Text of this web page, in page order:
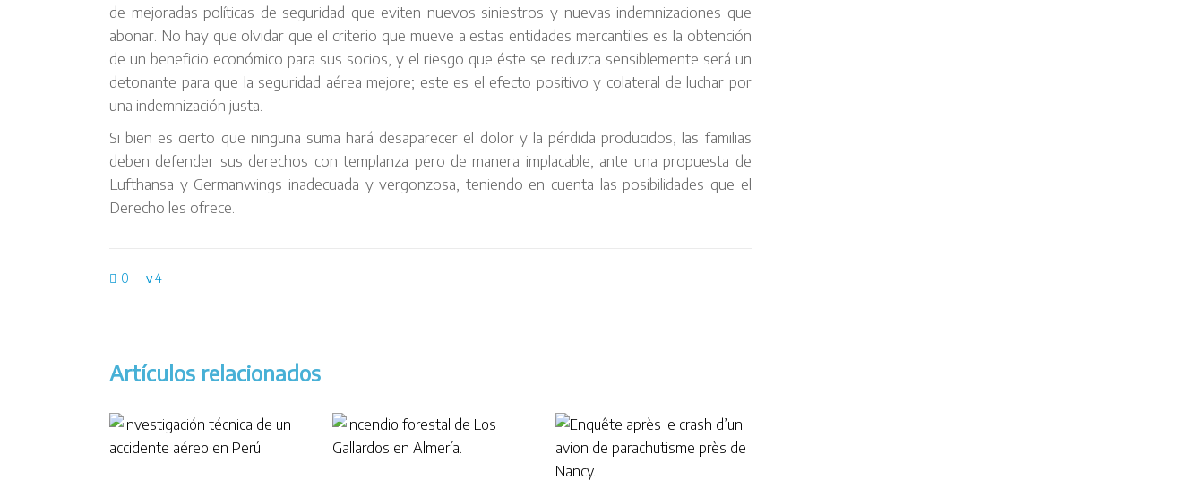
de mejoradas políticas de seguridad que eviten nuevos siniestros y nuevas indemnizaciones que
abonar. No hay que olvidar que el criterio que mueve a estas entidades mercantiles es la obtención
de un beneficio económico para sus socios, y el riesgo que éste se reduzca sensiblemente será un
detonante para que la seguridad aérea mejore; este es el efecto positivo y colateral de luchar por
una indemnización justa.
Si bien es cierto que ninguna suma hará desaparecer el dolor y la pérdida producidos, las familias
deben defender sus derechos con templanza pero de manera implacable, ante una propuesta de
Lufthansa y Germanwings inadecuada y vergonzosa, teniendo en cuenta las posibilidades que el
Derecho les ofrece.
0 4
Artículos relacionados